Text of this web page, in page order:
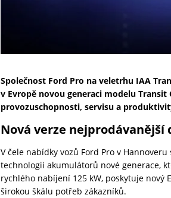
Společnost Ford Pro na veletrhu IAA
v Evropě novou generaci modelu
provozuschopnosti, servisu a
Nová verze nejprodávanější
V čele nabídky vozů Ford Pro v
technologii akumulátorů nové generace,
rychlého nabíjení 125 kW, poskytuje nový
širokou škálu potřeb zákazníků.